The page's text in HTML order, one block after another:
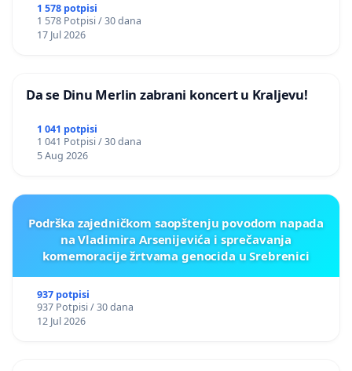
1 578 potpisi
1 578 Potpisi / 30 dana
17 Jul 2026
Da se Dinu Merlin zabrani koncert u Kraljevu!
1 041 potpisi
1 041 Potpisi / 30 dana
5 Aug 2026
Podrška zajedničkom saopštenju povodom napada
na Vladimira Arsenijevića i sprečavanja
komemoracije žrtvama genocida u Srebrenici
937 potpisi
937 Potpisi / 30 dana
12 Jul 2026